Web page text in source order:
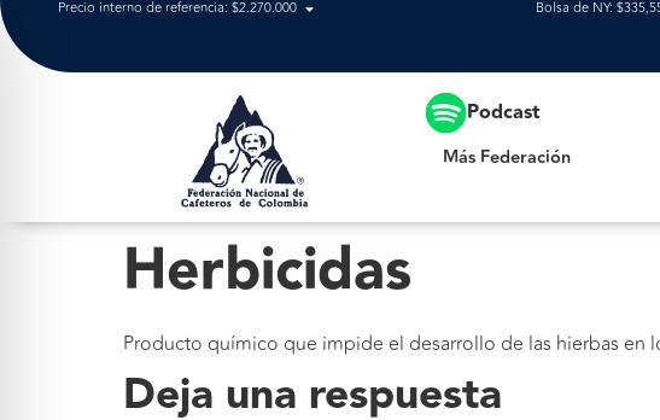
Precio interno de referencia: $2.270.000 Bolsa de NY:
Podcast
Más Federación
Herbicidas
Producto químico que impide el desarrollo de las hierbas en
Deja una respuesta